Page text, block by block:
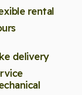
rental
delivery